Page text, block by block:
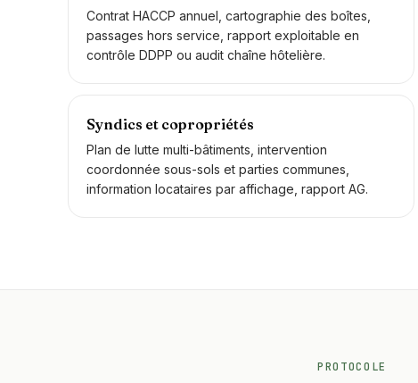
Contrat HACCP annuel, cartographie des boîtes,
passages hors service, rapport exploitable en
contrôle DDPP ou audit chaîne hôtelière.
Syndics et copropriétés
Plan de lutte multi-bâtiments, intervention
coordonnée sous-sols et parties communes,
information locataires par affichage, rapport AG.
PROTOCOLE